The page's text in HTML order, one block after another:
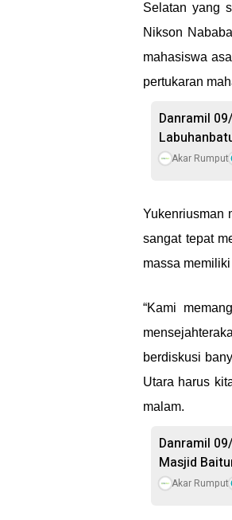
Selatan yang
Nikson
mahasiswa
pertukaran
Danramil
Akar Rumput
Yukenriusman
sangat tepat
massa
“Kami
berdiskusi
Utara harus
malam.
Danramil
Masjid
Akar Rumput